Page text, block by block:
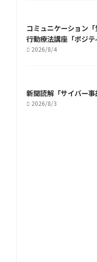
コミュニケーション
行動療法講座「ポジテ
2026/8/4
新聞読解「サイバー事
2026/8/3